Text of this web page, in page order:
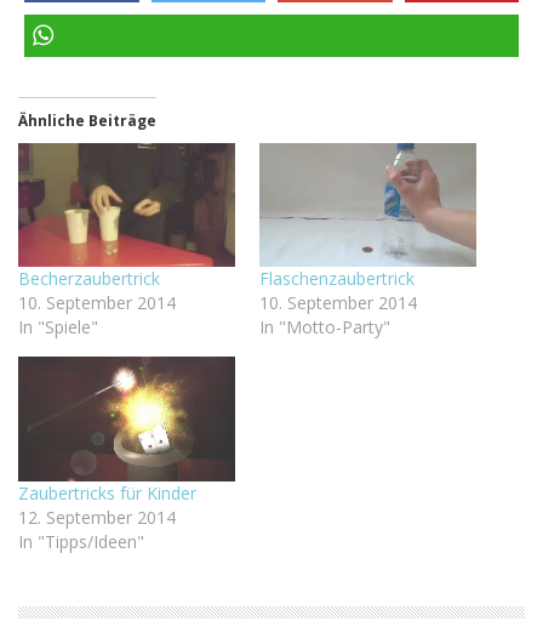
teilen
Ähnliche Beiträge
Becherzaubertrick
10. September 2014
In "Spiele"
Flaschenzaubertrick
10. September 2014
In "Motto-Party"
Zaubertricks für Kinder
12. September 2014
In "Tipps/Ideen"